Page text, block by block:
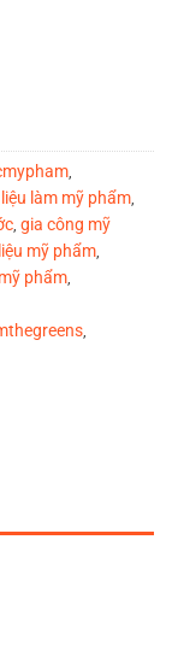
làm mỹ phẩm
gia công mỹ
mỹ phẩm
phẩm